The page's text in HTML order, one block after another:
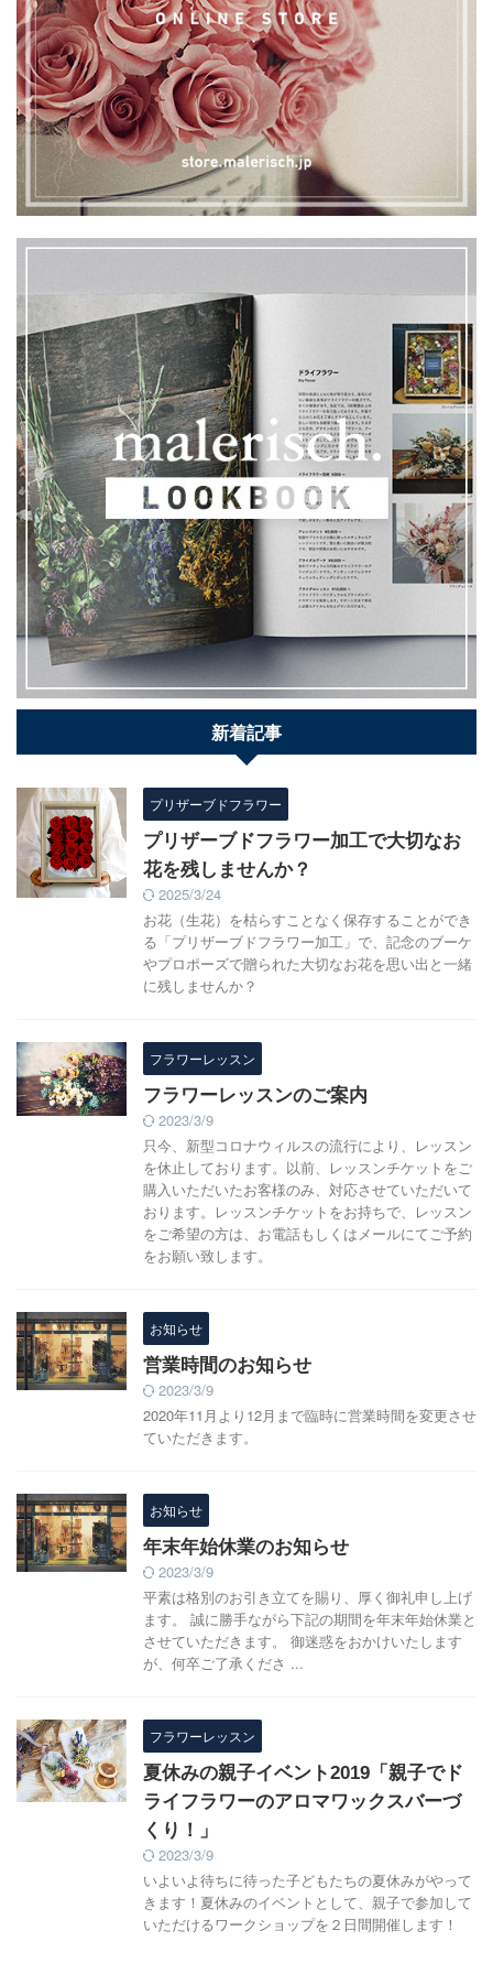
新着記事
プリザーブドフラワー
プリザーブドフラワー加工で大切なお
花を残しませんか？
2025/3/24
お花（生花）を枯らすことなく保存することができ
る「プリザーブドフラワー加工」で、記念のブーケ
やプロポーズで贈られた大切なお花を思い出と一緒
に残しませんか？
フラワーレッスン
フラワーレッスンのご案内
2023/3/9
只今、新型コロナウィルスの流行により、レッスン
を休止しております。以前、レッスンチケットをご
購入いただいたお客様のみ、対応させていただいて
おります。レッスンチケットをお持ちで、レッスン
をご希望の方は、お電話もしくはメールにてご予約
をお願い致します。
お知らせ
営業時間のお知らせ
2023/3/9
2020年11月より12月まで臨時に営業時間を変更させ
ていただきます。
お知らせ
年末年始休業のお知らせ
2023/3/9
平素は格別のお引き立てを賜り、厚く御礼申し上げ
ます。 誠に勝手ながら下記の期間を年末年始休業と
させていただきます。 御迷惑をおかけいたします
が、何卒ご了承くださ ...
フラワーレッスン
夏休みの親子イベント2019「親子でド
ライフラワーのアロマワックスバーづ
くり！」
2023/3/9
いよいよ待ちに待った子どもたちの夏休みがやって
きます！夏休みのイベントとして、親子で参加して
いただけるワークショップを２日間開催します！